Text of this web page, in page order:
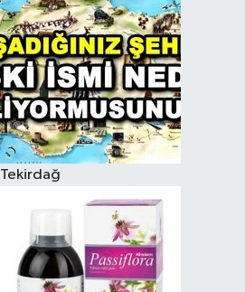
Tekirdağ